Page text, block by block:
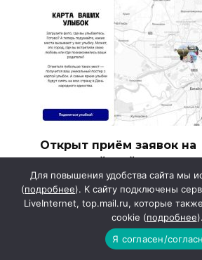
Открыт приём заявок на
всероссийский конкурс
России. Улыбка
Жители Ростовской области
участниками всероссийского
Для повышения удобства сайта мы
(подробнее). К сайту подключены
LiveInternet, top.mail.ru, которые
cookie (подробнее).
Я согласен/